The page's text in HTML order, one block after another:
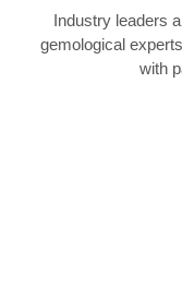
Industry leaders
gemological
with